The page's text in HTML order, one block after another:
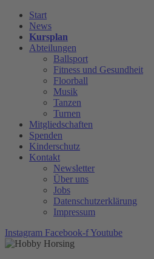
Start
News
Kursplan
Abteilungen
Ballsport
Fitness und Gesundheit
Floorball
Musik
Tanzen
Turnen
Mitgliedschaften
Spenden
Kinderschutz
Kontakt
Newsletter
Über uns
Jobs
Datenschutzerklärung
Impressum
Instagram Facebook-fYoutube